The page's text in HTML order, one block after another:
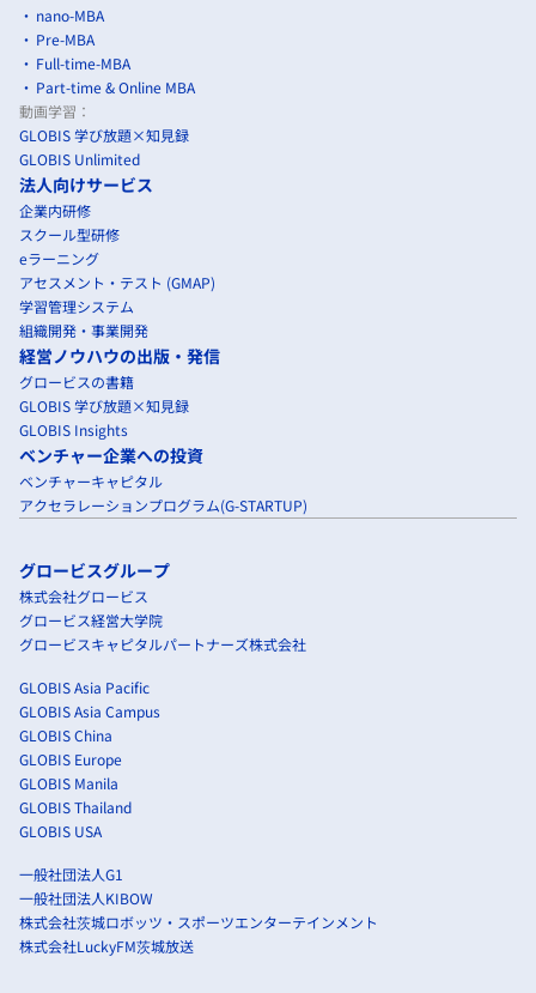
nano-MBA
Pre-MBA
Full-time-MBA
Part-time & Online MBA
動画学習：
GLOBIS 学び放題×知見録
GLOBIS Unlimited
法人向けサービス
企業内研修
スクール型研修
eラーニング
アセスメント・テスト (GMAP)
学習管理システム
組織開発・事業開発
経営ノウハウの出版・発信
グロービスの書籍
GLOBIS 学び放題×知見録
GLOBIS Insights
ベンチャー企業への投資
ベンチャーキャピタル
アクセラレーションプログラム(G-STARTUP)
グロービスグループ
株式会社グロービス
グロービス経営大学院
グロービスキャピタルパートナーズ株式会社
GLOBIS Asia Pacific
GLOBIS Asia Campus
GLOBIS China
GLOBIS Europe
GLOBIS Manila
GLOBIS Thailand
GLOBIS USA
一般社団法人G1
一般社団法人KIBOW
株式会社茨城ロボッツ・スポーツエンターテインメント
株式会社LuckyFM茨城放送